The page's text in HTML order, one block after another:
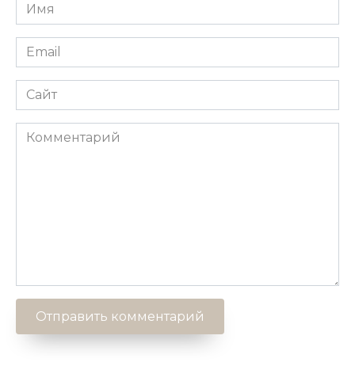
*
Email
*
Сайт
Комментарий